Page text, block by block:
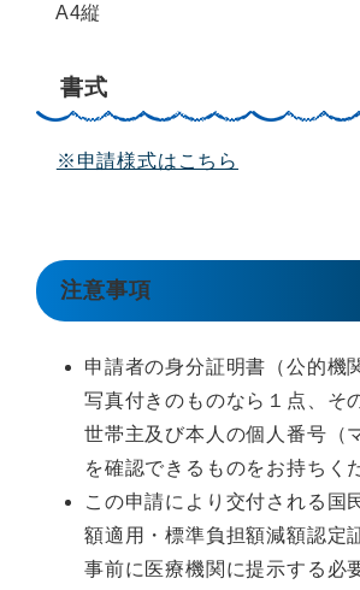
A4縦
書式
※申請様式はこちら
注意事項
申請者の身分証明書（公的機
写真付きのものなら１点、そ
世帯主及び本人の個人番号（
を確認できるものをお持ちく
この申請により交付される国
額適用・標準負担額減額認定
事前に医療機関に提示する必